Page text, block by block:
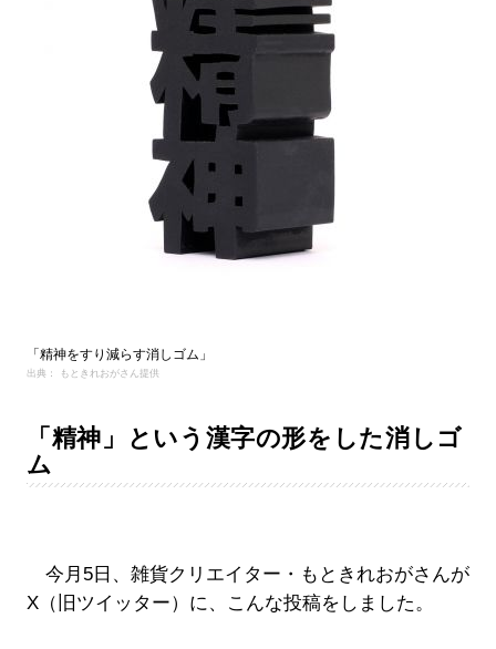
「精神をすり減らす消しゴム」
出典： もときれおがさん提供
「精神」という漢字の形をした消しゴ
ム
今月5日、雑貨クリエイター・もときれおがさんが
X（旧ツイッター）に、こんな投稿をしました。